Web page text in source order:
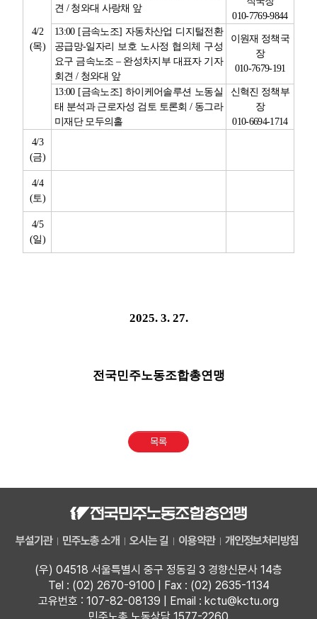
4/2
(목)
견 / 청와대 사랑채 앞
010-7769-9844
13:00 [금속노조] 자동차산업 디지털전환
공급망-일자리 보호 노사정 협의체 구성
요구 금속노조– 완성차지부 대표자 기자
회견 / 청와대 앞
이원재 정책국
장
010-7679-191
13:00 [금속노조] 하이케어솔루션 노동실
태 분석과 근로자성 검토 토론회/ 동그라
미재단 모두의홀
신혁진 정책부
장
010-6694-1714
4/3
(금)
4/4
(토)
4/5
(일)
2025. 3. 27.
전국민주노동조합총연맹
목록
부설기관 민주노총 소개 오시는 길 이용약관 개인정보처리방침
(우) 04518 서울특별시 중구 정동길 3 경향신문사 14층
Tel : (02) 2670-9100 | Fax : (02) 2635-1134
고유번호 : 107-82-08139 | Email : kctu@kctu.org